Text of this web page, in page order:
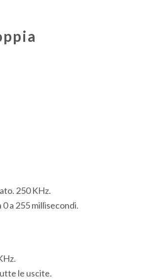
250 KHz.
a 255 millisecondi.
le uscite.